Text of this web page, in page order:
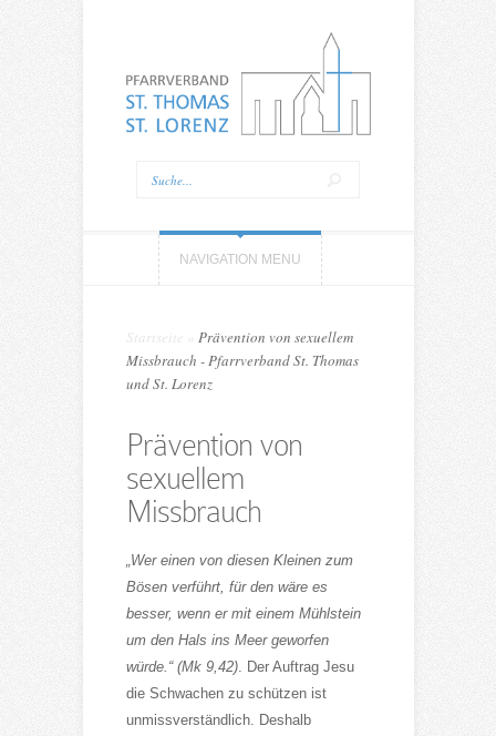
NAVIGATION MENU
Startseite
Prävention von sexuellem
Missbrauch - Pfarrverband St. Thomas
und St. Lorenz
Prävention von
sexuellem
Missbrauch
„Wer einen von diesen Kleinen zum
Bösen verführt, für den wäre es
besser, wenn er mit einem Mühlstein
um den Hals ins Meer geworfen
würde.“ (Mk 9,42). Der Auftrag Jesu
die Schwachen zu schützen ist
unmissverständlich. Deshalb